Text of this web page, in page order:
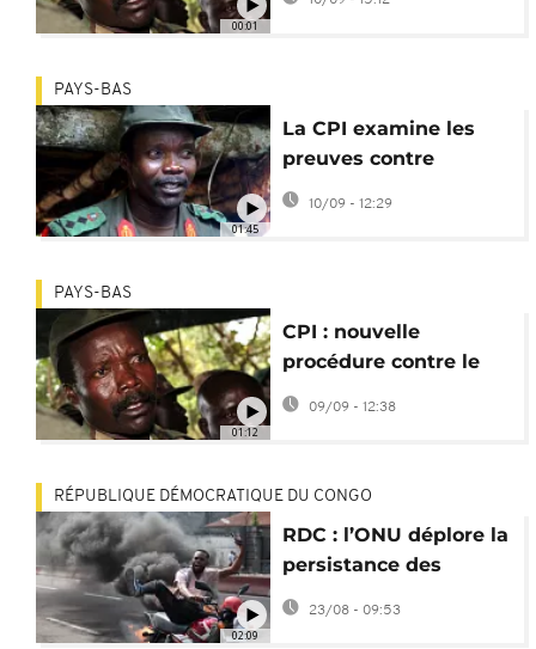
00:01
01:45
PAYS-BAS
La CPI examine les
preuves contre
l'Ougandais Joseph
Kony
10/09 - 12:29
01:12
PAYS-BAS
CPI : nouvelle
procédure contre le
chef de guerre
ougandais Joseph
09/09 - 12:38
02:09
RÉPUBLIQUE DÉMOCRATIQUE DU CONGO
RDC : l’ONU déplore la
persistance des
violences malgré les
accords diplomatiques
23/08 - 09:53